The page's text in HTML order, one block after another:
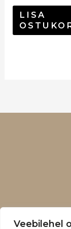
Veebilehel
LISA